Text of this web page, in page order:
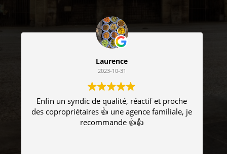
Mar Go
2023-10-30
Merci à l'agence Camilleri gestion pour son
professionnalisme, sa réactivité et sa
gentillesse. Je recommande !